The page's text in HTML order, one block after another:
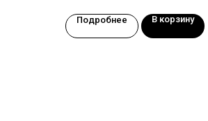
Подробнее В корзину